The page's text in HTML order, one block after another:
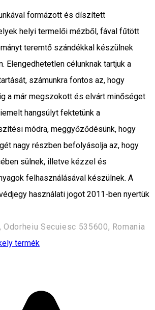
formázott és díszített
helyi termelői mézből, fával fűtött
teremtő szándékkal készülnek
Elengedhetetlen célunknak tartjuk a
számunkra fontos az, hogy
a már megszokott és elvárt minőséget
hangsúlyt fektetünk a
módra, meggyőződésünk, hogy
nagy részben befolyásolja az, hogy
sülnek, illetve kézzel és
felhasználásával készülnek. A
védjegy használati jogot 2011-ben nyertük
Odorheiu Secuiesc 535600, Romania
termék